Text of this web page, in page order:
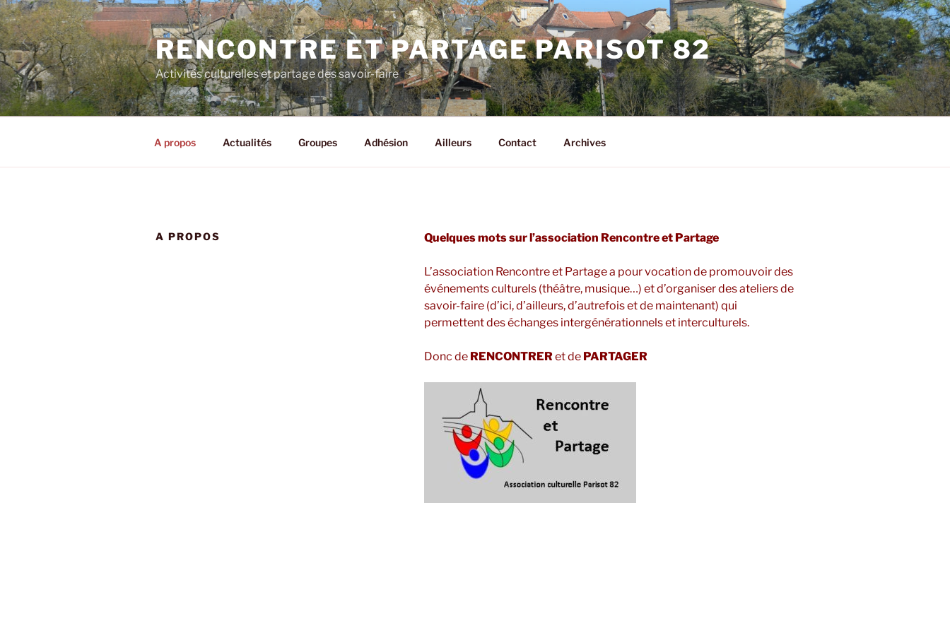
Aller
au
contenu
principal
RENCONTRE ET PARTAGE PARISOT 82
Activités culturelles et partage des savoir-faire
A propos Actualités Groupes Adhésion Ailleurs Contact Archives
A PROPOS Quelques mots sur l’association Rencontre et Partage
L’association Rencontre et Partage a pour vocation de promouvoir des
événements culturels (théâtre, musique…) et d’organiser des ateliers de
savoir-faire (d’ici, d’ailleurs, d’autrefois et de maintenant) qui
permettent des échanges intergénérationnels et interculturels.
Donc de RENCONTRERet de PARTAGER